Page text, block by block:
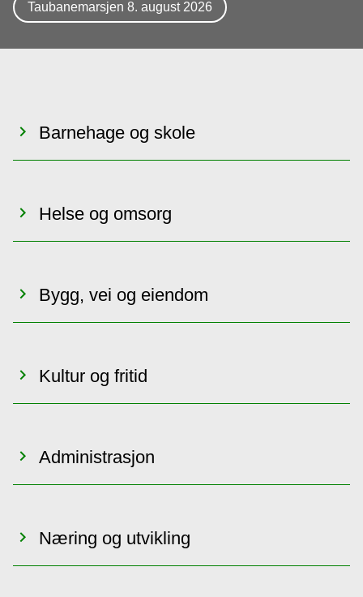
o
m
Taubanemarsjen 8. august 2026
Barnehage og skole
Helse og omsorg
Bygg, vei og eiendom
Kultur og fritid
Administrasjon
Næring og utvikling